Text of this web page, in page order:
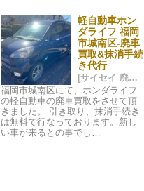
軽自動車ホン
ダライフ 福岡
市城南区-廃車
買取&抹消手続
き代行
[サイセイ 廃車ネット 福岡市] 2023/11/07 02:01
福岡市城南区にて、ホンダライフ
の軽自動車の廃車買取をさせて頂
きました。 引き取り、抹消手続き
は無料で行なっております。新し
い車が来るとの事でし…